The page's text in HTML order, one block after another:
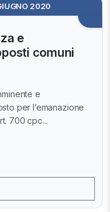
2020
e
comuni
e
per l’emanazione
700 cpc...